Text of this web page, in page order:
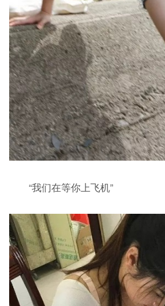
“我们在等你上飞机”